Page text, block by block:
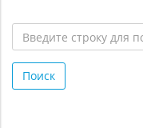
строку
для
Поиск